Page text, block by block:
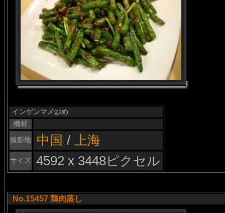
インゲンマメ炒め
機材
撮影地
中国 / 上海
サイズ 4592 x 3448ピクセル
No.15457 鶏肉蒸し